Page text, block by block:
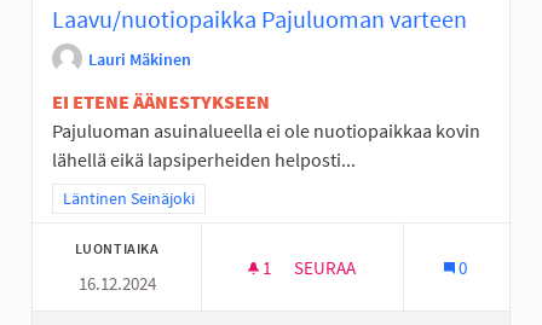
Laavu/nuotiopaikka Pajuluoman varteen
Lauri Mäkinen
EI ETENE ÄÄNESTYKSEEN
Pajuluoman asuinalueella ei ole nuotiopaikkaa kovin
lähellä eikä lapsiperheiden helposti...
Rajaa tulokset teeman mukaan: Läntinen Seinäjoki
Läntinen Seinäjoki
LUONTIAIKA
16.12.2024
1 1 SEURAAJA
SEURAA 0